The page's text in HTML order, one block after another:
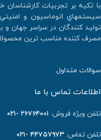
با تكيه بر تجربيات
سيستمهاي اتوماسيون و
توليد كنندگان در سراسر جهان
مصرف كننده مناسب ترين
سوالات متداول
اطلاعات تماس با ما
تلفن ویژه فروش: ٢٦٧٦٤٠٠١ -۰۲۱
تلفن تماس: ۴۴۷۵۷۹۷۳ -۰۲۱